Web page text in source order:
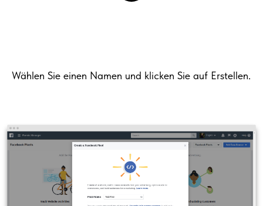
Wählen Sie einen Namen und klicken Sie auf Erstellen.